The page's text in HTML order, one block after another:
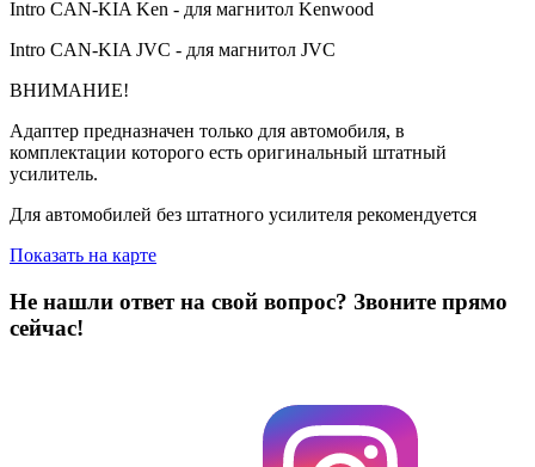
Intro CAN-KIA Ken - для магнитол Kenwood
Intro CAN-KIA JVC - для магнитол JVC
ВНИМАНИЕ!
Адаптер предназначен только для автомобиля, в
комплектации которого есть оригинальный штатный
усилитель.
Для автомобилей без штатного усилителя рекомендуется
Показать на карте
Не нашли ответ на свой вопрос? Звоните прямо
сейчас!